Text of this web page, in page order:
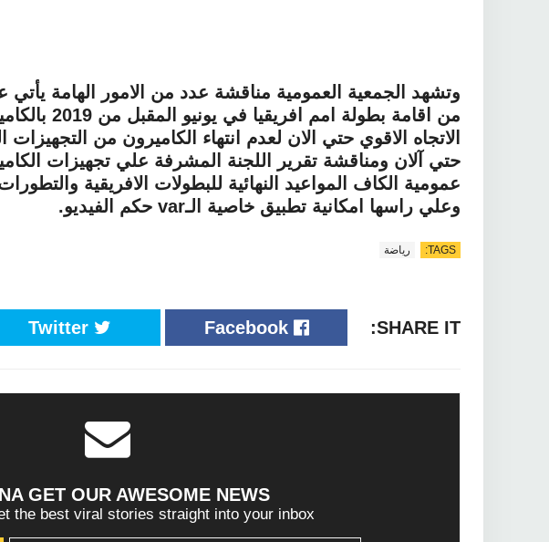
وتشهد الجمعية العمومية مناقشة عدد من الامور الهامة
من اقامة
الاتجاه الاقوي حتي الان لعدم انتهاء الكاميرون من
حتي آلان ومناقشة تقرير اللجنة المشرفة علي تجهيزات
عمومية الكاف المواعيد النهائية للبطولات الافريقية
وعلي راسها امكانية تطبيق خاصية الـvar حكم الفيديو.
TAGS: رياضة
SHARE IT:
Facebook
Twitter
GET OUR AWESOME NEWS?
the best viral stories straight into your inbox!